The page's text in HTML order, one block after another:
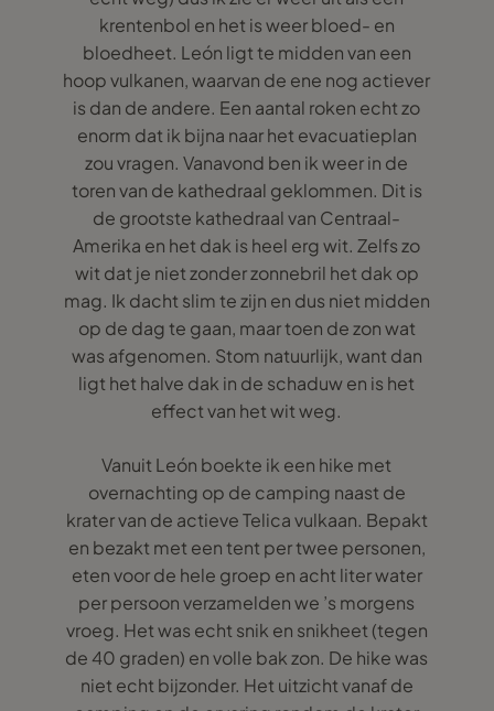
krentenbol en het is weer bloed- en
bloedheet. León ligt te midden van een
hoop vulkanen, waarvan de ene nog actiever
is dan de andere. Een aantal roken echt zo
enorm dat ik bijna naar het evacuatieplan
zou vragen. Vanavond ben ik weer in de
toren van de kathedraal geklommen. Dit is
de grootste kathedraal van Centraal-
Amerika en het dak is heel erg wit. Zelfs zo
wit dat je niet zonder zonnebril het dak op
mag. Ik dacht slim te zijn en dus niet midden
op de dag te gaan, maar toen de zon wat
was afgenomen. Stom natuurlijk, want dan
ligt het halve dak in de schaduw en is het
effect van het wit weg.
Vanuit León boekte ik een hike met
overnachting op de camping naast de
krater van de actieve Telica vulkaan. Bepakt
en bezakt met een tent per twee personen,
eten voor de hele groep en acht liter water
per persoon verzamelden we ’s morgens
vroeg. Het was echt snik en snikheet (tegen
de 40 graden) en volle bak zon. De hike was
niet echt bijzonder. Het uitzicht vanaf de